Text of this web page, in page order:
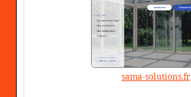
sama-solutions.fr